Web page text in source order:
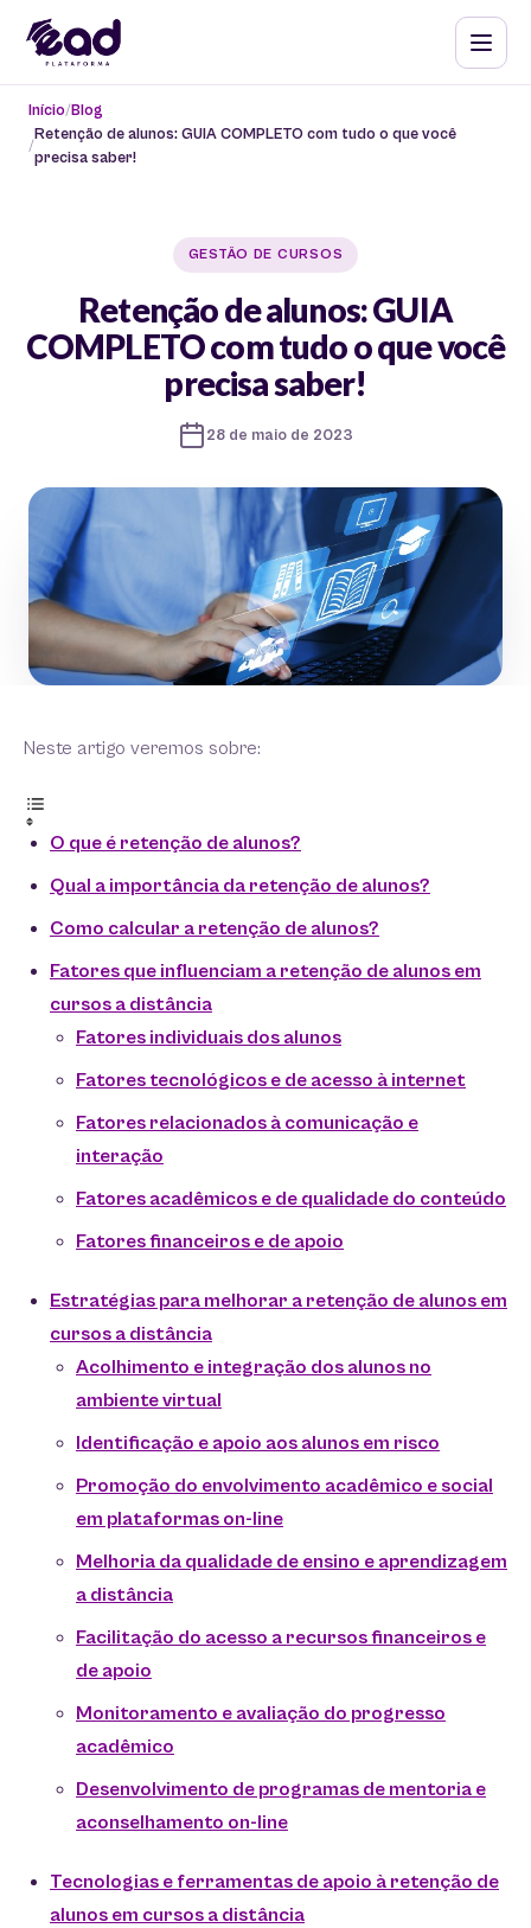
Início Blog
Retenção de alunos: GUIA COMPLETO com tudo o que você
precisa saber!
GESTÃO DE CURSOS
Retenção de alunos: GUIA
COMPLETO com tudo o que você
precisa saber!
28 de maio de 2023
Neste artigo veremos sobre:
O que é retenção de alunos?
Qual a importância da retenção de alunos?
Como calcular a retenção de alunos?
Fatores que influenciam a retenção de alunos em
cursos a distância
Fatores individuais dos alunos
Fatores tecnológicos e de acesso à internet
Fatores relacionados à comunicação e
interação
Fatores acadêmicos e de qualidade do conteúdo
Fatores financeiros e de apoio
Estratégias para melhorar a retenção de alunos em
cursos a distância
Acolhimento e integração dos alunos no
ambiente virtual
Identificação e apoio aos alunos em risco
Promoção do envolvimento acadêmico e social
em plataformas on-line
Melhoria da qualidade de ensino e aprendizagem
a distância
Facilitação do acesso a recursos financeiros e
de apoio
Monitoramento e avaliação do progresso
acadêmico
Desenvolvimento de programas de mentoria e
aconselhamento on-line
Tecnologias e ferramentas de apoio à retenção de
alunos em cursos a distância